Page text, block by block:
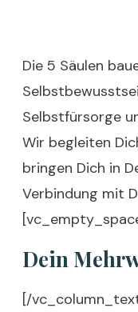
Die 5 Säulen
Selbstfürsorge
Wir begleiten
bringen Dich in
Verbindung mit
Dein
[/